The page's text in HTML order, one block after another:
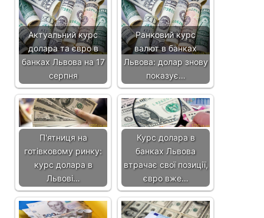
Актуальний курс
долара та євро в
банках Львова на 17
серпня
Ранковий курс
валют в банках
Львова: долар знову
показує…
П'ятниця на
готівковому ринку:
курс долара в
Львові…
Курс долара в
банках Львова
втрачає свої позиції,
євро вже…